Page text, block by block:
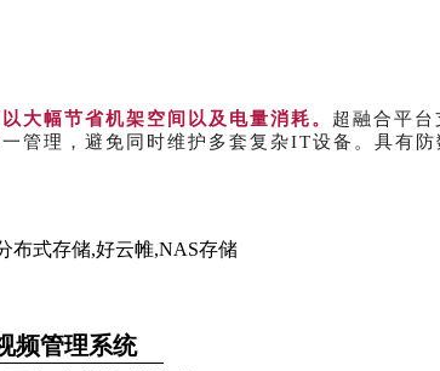
大幅节省机架空间以及电量消耗。 超融合平
理，避免同时维护多套复杂IT设备。具有
频管理系统